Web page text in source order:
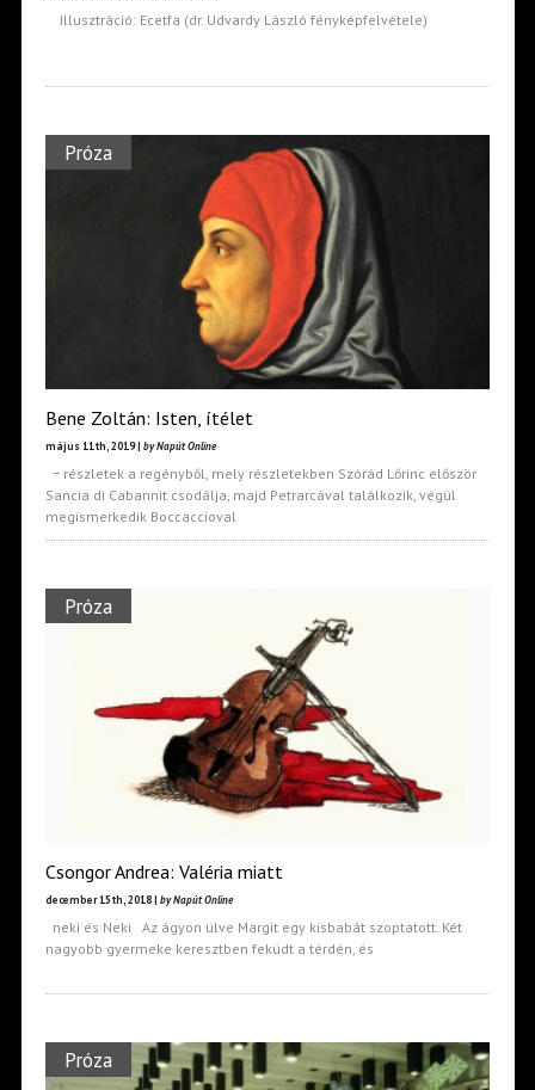
Illusztráció: Ecetfa (dr. Udvardy László fényképfelvétele)
Próza
Bene Zoltán: Isten, ítélet
május 11th, 2019 | by Napút Online
− részletek a regényből, mely részletekben Szórád Lőrinc először
Sancia di Cabannit csodálja, majd Petrarcával találkozik, végül
megismerkedik Boccaccioval
Próza
Csongor Andrea: Valéria miatt
december 15th, 2018 | by Napút Online
neki és Neki Az ágyon ülve Margit egy kisbabát szoptatott. Két
nagyobb gyermeke keresztben feküdt a térdén, és
Próza